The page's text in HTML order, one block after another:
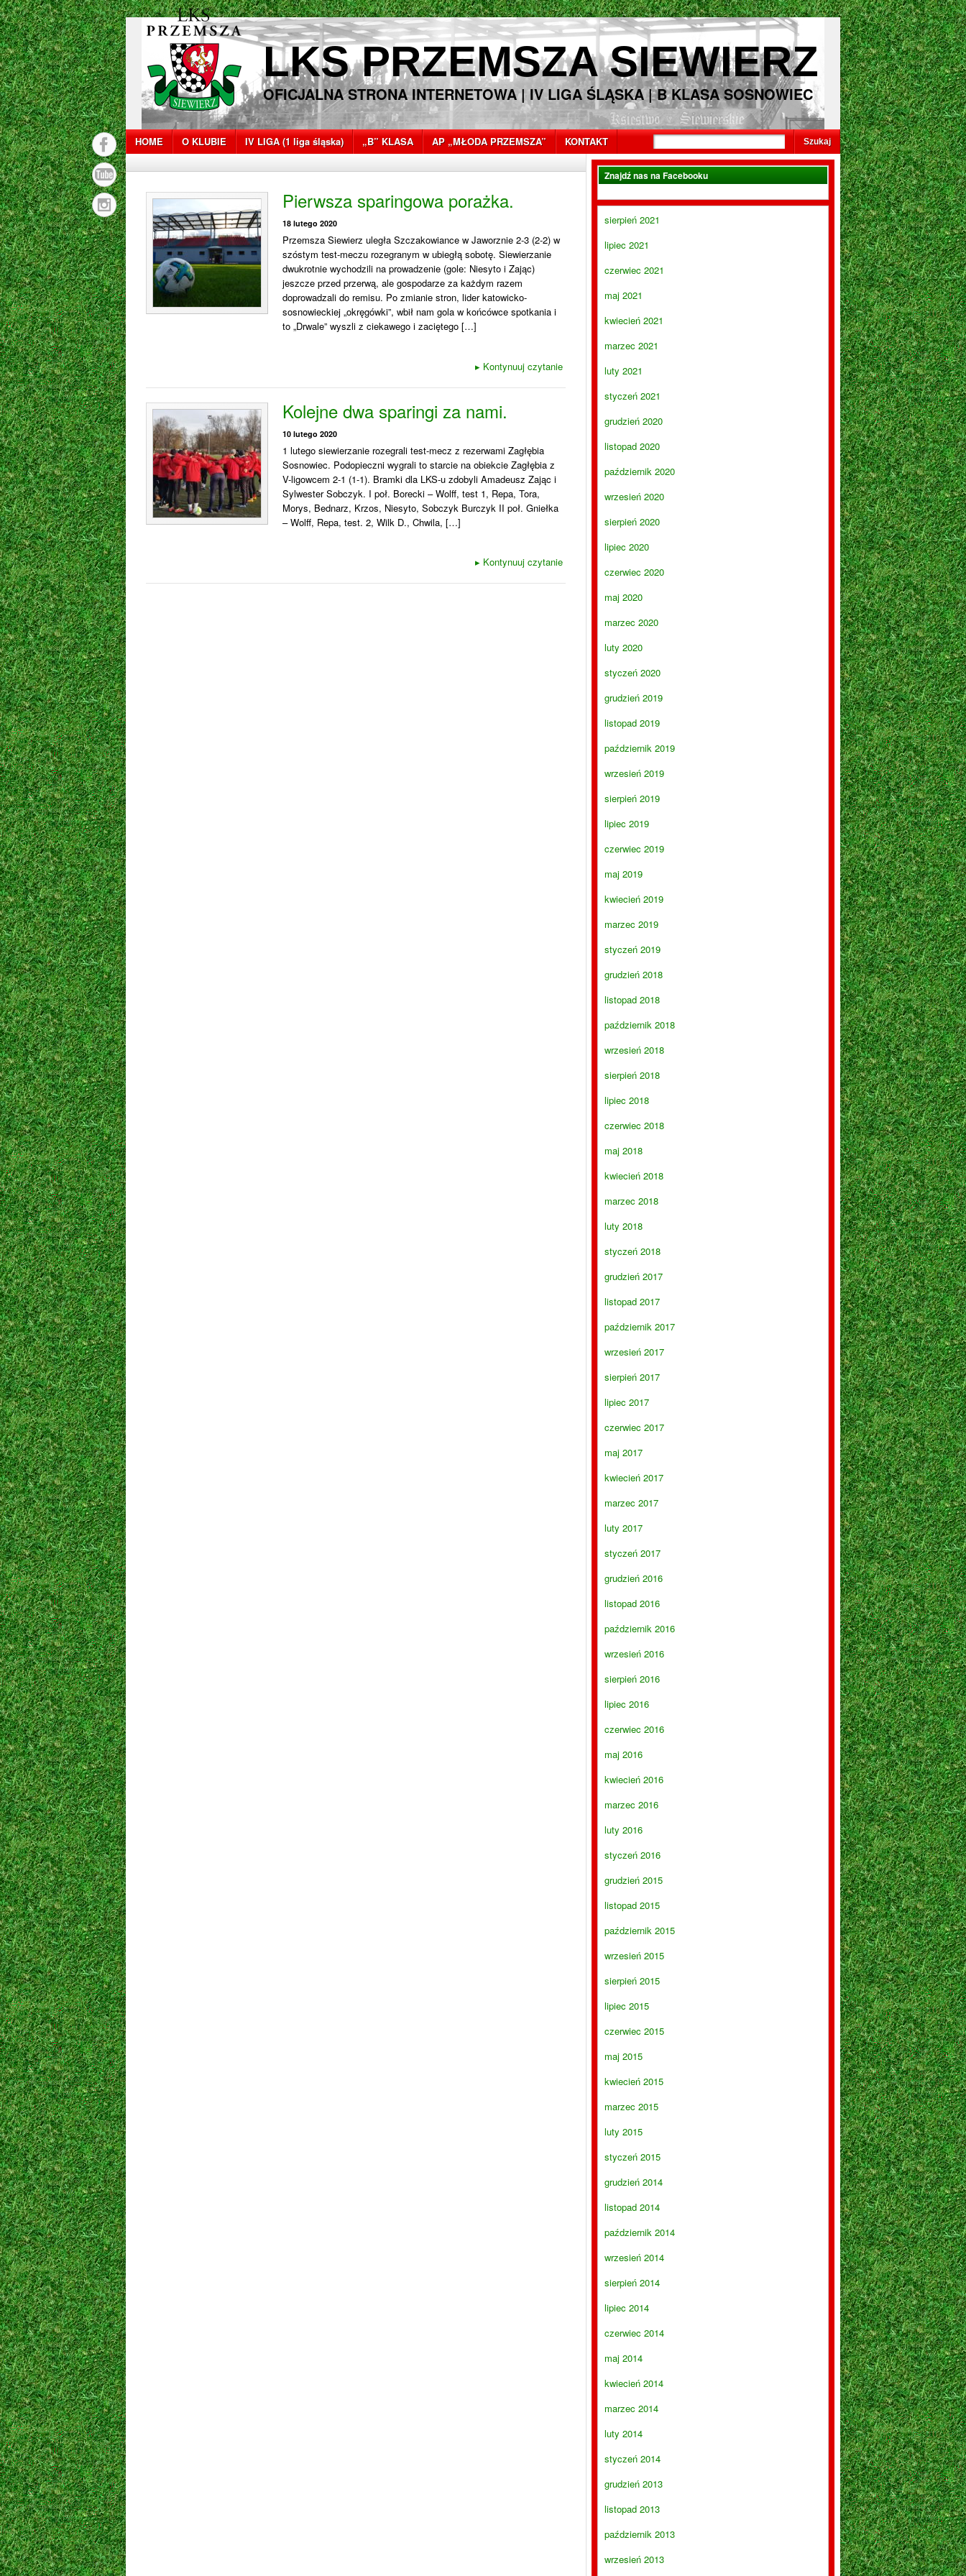
LKS PRZEMSZA SIEWIERZ
OFICJALNA STRONA INTERNETOWA | IV LIGA ŚLĄSKA | B KLASA SOSNOWIEC
HOME O KLUBIE IV LIGA (1 liga śląska) „B” KLASA AP „MŁODA PRZEMSZA” KONTAKT
Pierwsza sparingowa porażka.
18 lutego 2020
Przemsza Siewierz uległa Szczakowiance w Jaworznie 2-3 (2-2) w
szóstym test-meczu rozegranym w ubiegłą sobotę. Siewierzanie
dwukrotnie wychodzili na prowadzenie (gole: Niesyto i Zając)
jeszcze przed przerwą, ale gospodarze za każdym razem
doprowadzali do remisu. Po zmianie stron, lider katowicko-
sosnowieckiej „okręgówki”, wbił nam gola w końcówce spotkania i
to „Drwale” wyszli z ciekawego i zaciętego […]
▸ Kontynuuj czytanie
Kolejne dwa sparingi za nami.
10 lutego 2020
1 lutego siewierzanie rozegrali test-mecz z rezerwami Zagłębia
Sosnowiec. Podopieczni wygrali to starcie na obiekcie Zagłębia z
V-ligowcem 2-1 (1-1). Bramki dla LKS-u zdobyli Amadeusz Zając i
Sylwester Sobczyk. I poł. Borecki – Wolff, test 1, Repa, Tora,
Morys, Bednarz, Krzos, Niesyto, Sobczyk Burczyk II poł. Gniełka
– Wolff, Repa, test. 2, Wilk D., Chwila, […]
▸ Kontynuuj czytanie
Znajdź nas na Facebooku
sierpień 2021
lipiec 2021
czerwiec 2021
maj 2021
kwiecień 2021
marzec 2021
luty 2021
styczeń 2021
grudzień 2020
listopad 2020
październik 2020
wrzesień 2020
sierpień 2020
lipiec 2020
czerwiec 2020
maj 2020
marzec 2020
luty 2020
styczeń 2020
grudzień 2019
listopad 2019
październik 2019
wrzesień 2019
sierpień 2019
lipiec 2019
czerwiec 2019
maj 2019
kwiecień 2019
marzec 2019
styczeń 2019
grudzień 2018
listopad 2018
październik 2018
wrzesień 2018
sierpień 2018
lipiec 2018
czerwiec 2018
maj 2018
kwiecień 2018
marzec 2018
luty 2018
styczeń 2018
grudzień 2017
listopad 2017
październik 2017
wrzesień 2017
sierpień 2017
lipiec 2017
czerwiec 2017
maj 2017
kwiecień 2017
marzec 2017
luty 2017
styczeń 2017
grudzień 2016
listopad 2016
październik 2016
wrzesień 2016
sierpień 2016
lipiec 2016
czerwiec 2016
maj 2016
kwiecień 2016
marzec 2016
luty 2016
styczeń 2016
grudzień 2015
listopad 2015
październik 2015
wrzesień 2015
sierpień 2015
lipiec 2015
czerwiec 2015
maj 2015
kwiecień 2015
marzec 2015
luty 2015
styczeń 2015
grudzień 2014
listopad 2014
październik 2014
wrzesień 2014
sierpień 2014
lipiec 2014
czerwiec 2014
maj 2014
kwiecień 2014
marzec 2014
luty 2014
styczeń 2014
grudzień 2013
listopad 2013
październik 2013
wrzesień 2013